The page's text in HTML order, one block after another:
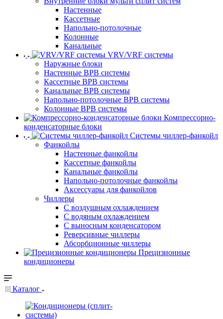
Настенные
Кассетные
Напольно-потолочные
Колонные
Канальные
VRV/VRF системы
Наружные блоки
Настенные ВРВ системы
Кассетные ВРВ системы
Канальные ВРВ системы
Напольно-потолочные ВРВ системы
Колонные ВРВ системы
Компрессорно-
конденсаторные блоки
Системы чиллер-фанкойл
Фанкойлы
Настенные фанкойлы
Кассетные фанкойлы
Канальные фанкойлы
Напольно-потолочные фанкойлы
Аксессуары для фанкойлов
Чиллеры
С воздушным охлаждением
С водяным охлаждением
С выносным конденсатором
Реверсивные чиллеры
Абсорбционные чиллеры
Прецизионные
кондиционеры
Каталог